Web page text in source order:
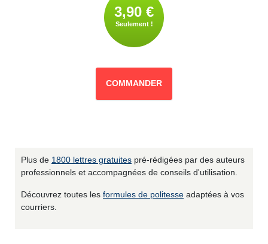
3,90 €
Seulement !
COMMANDER
Plus de 1800 lettres gratuites pré-rédigées par des auteurs
professionnels et accompagnées de conseils d'utilisation.
Découvrez toutes les formules de politesse adaptées à vos
courriers.